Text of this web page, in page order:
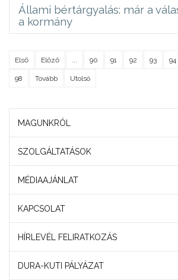
Állami bértárgyalás: már a
a kormány
Első Előző 90 91 92 93 94
98 Tovább Utolsó
MAGUNKRÓL
SZOLGÁLTATÁSOK
MÉDIAAJÁNLAT
KAPCSOLAT
HÍRLEVÉL FELIRATKOZÁS
DURA-KUTI PÁLYÁZAT